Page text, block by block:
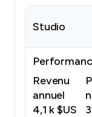
Studio
Revenu
annuel
4,1 k $US